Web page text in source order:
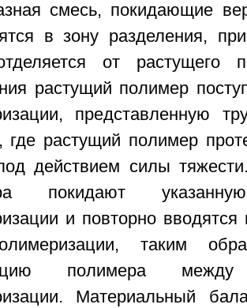
смесь, покидающие
в зону разделения,
от растущего
растущий полимер
представленную
где растущий полимер
действием силы
покидают
и повторно
таким
полимера
Материальный